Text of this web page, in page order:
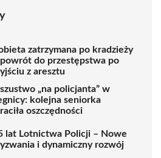
zatrzymana po kradzieży
do przestępstwa po
z aresztu
„na policjanta” w
kolejna seniorka
oszczędności
lat Lotnictwa Policji – Nowe
i dynamiczny rozwój